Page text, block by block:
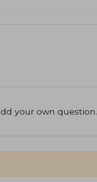
your own question.